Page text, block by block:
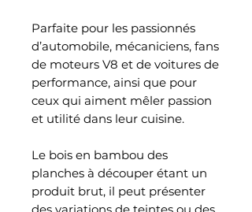
Parfaite pour les passionnés
d’automobile, mécaniciens, fans
de moteurs V8 et de voitures de
performance, ainsi que pour
ceux qui aiment mêler passion
et utilité dans leur cuisine.
Le bois en bambou des
planches à découper étant un
produit brut, il peut présenter
des variations de teintes ou des